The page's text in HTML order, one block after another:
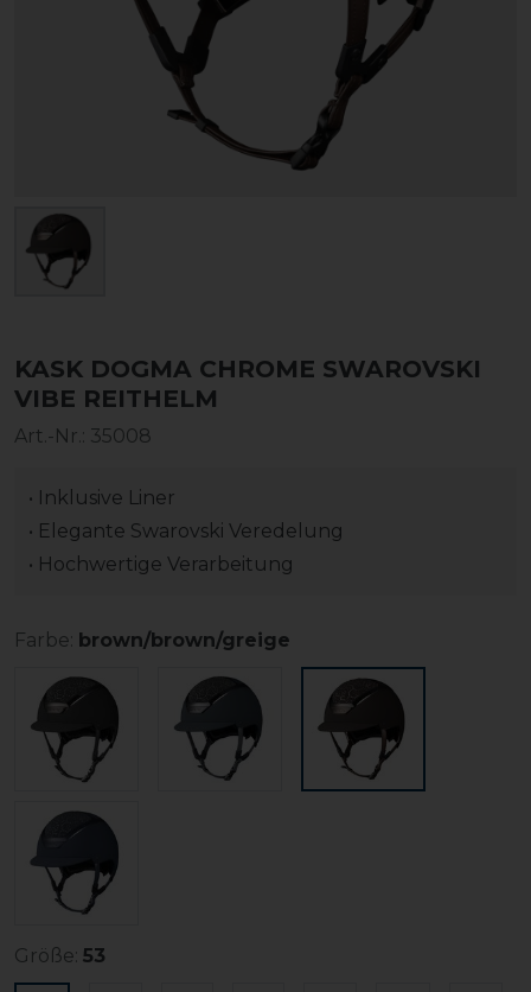
KASK DOGMA CHROME SWAROVSKI
VIBE REITHELM
Art.-Nr.: 35008
• Inklusive Liner
• Elegante Swarovski Veredelung
• Hochwertige Verarbeitung
Farbe: brown/brown/greige
Größe: 53